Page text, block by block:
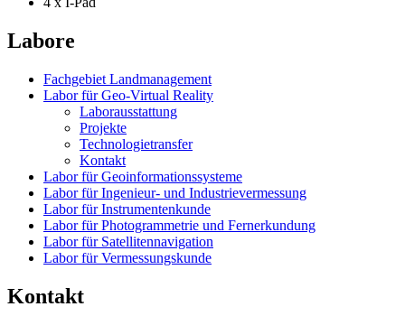
Labore
Fachgebiet Landmanagement
Labor für Geo-Virtual Reality
Laborausstattung
Projekte
Technologietransfer
Kontakt
Labor für Geoinformationssysteme
Labor für Ingenieur- und Industrievermessung
Labor für Instrumentenkunde
Labor für Photogrammetrie und Fernerkundung
Labor für Satellitennavigation
Labor für Vermessungskunde
Kontakt